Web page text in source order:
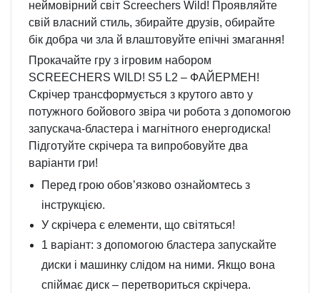
неймовірний світ Screechers Wild! Проявляйте
свій власний стиль, збирайте друзів, обирайте
бік добра чи зла й влаштовуйте епічні змагання!
Прокачайте гру з ігровим набором
SCREECHERS WILD! S5 L2 – ФАЙЕРМЕН!
Скрічер трансформується з крутого авто у
потужного бойового звіра чи робота з допомогою
запускача-бластера і магнітного енергодиска!
Підготуйте скрічера та випробовуйте два
варіанти гри!
Перед грою обов’язково ознайомтесь з
інструкцією.
У скрічера є елементи, що світяться!
1 варіант: з допомогою бластера запускайте
диски і машинку слідом на ними. Якщо вона
спіймає диск – перетвориться скрічера.